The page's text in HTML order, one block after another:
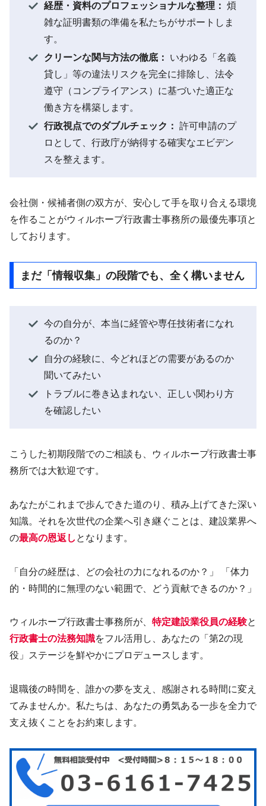
経歴・資料のプロフェッショナルな整理： 煩
雑な証明書類の準備を私たちがサポートしま
す。
クリーンな関与方法の徹底：
いわゆる「名義
貸し」等の違法リスクを完全に排除し、法令
遵守（コンプライアンス）に基づいた適正な
働き方を構築します。
行政視点でのダブルチェック： 許可申請のプ
ロとして、行政庁が納得する確実なエビデン
スを整えます。
会社側・候補者側の双方が、安心して手を取り合える環境
を作ることがウィルホープ行政書士事務所の最優先事項と
しております。
まだ「情報収集」の段階でも、全く構いません
今の自分が、本当に経管や専任技術者になれ
るのか？
自分の経験に、今どれほどの需要があるのか
聞いてみたい
トラブルに巻き込まれない、正しい関わり方
を確認したい
こうした初期段階でのご相談も、ウィルホープ行政書士事
務所では大歓迎です。
あなたがこれまで歩んできた道のり、積み上げてきた深い
知識。それを次世代の企業へ引き継ぐことは、建設業界へ
の最高の恩返し となります。
「自分の経歴は、どの会社の力になれるのか？」 「体力
的・時間的に無理のない範囲で、どう貢献できるのか？」
ウィルホープ行政書士事務所が、 特定建設業役員の経験と
行政書士の法務知識をフル活用し、あなたの「第2の現
役」ステージを鮮やかにプロデュースします。
退職後の時間を、誰かの夢を支え、感謝される時間に変え
てみませんか。私たちは、あなたの勇気ある一歩を全力で
支え抜くことをお約束します。